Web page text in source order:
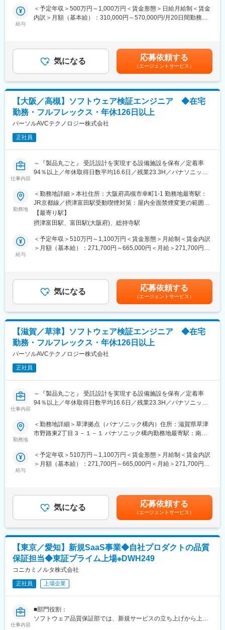
ティビティとテクノロジーの力で、世界を感動で満たす」 を顧客
に最も近い最前線で体現し、多様な人材が交差するチームで新し
変更の範囲：会社の定める業務
◇品質管理プロセス（各工程移行判定、品質評価、リリース評
価、定常業務化判定）の遵守、評価判定の活動を通して、サービ
ス・業務・システムの品質の確保と向上を推進
推進
◇品質管理における課題の特定と改善施策の立案・実施・実行管
ティブを取り情報統制やタスク管理等を行い早急な解決にあたる
ことが求められます。
■キャリアパス
す。そのために、現マネージャーの補佐として、チームマネジメ
ントをお願いするとともに、業務改善やメンバー育成にも携わっ
■活躍している社員
不足している検証観点の指摘、リスク説明等ができる方
・インシデント発生時に稼働している各部門の状況把握、情報整
理、対外報告案作成等ができる方
当社は次の「ありえないを、やり遂げる」ために、キャッシュレ
ス決済サービス事業の拡大だけでなく、獲得した「面」を活かし
を高めて利活用することで新たなサービスを開発・提供する構想
です。
決済データに、天気予報や製造データ、商品の在庫情報など、世
の中のあらゆるデータを掛け合わせることで、地域経済の活性化
や育児費の負担軽減、CO2やフードロスの削減といった社会課題
の解決に導くなど、まだ世の中にない新しい生活を今後も生み出
していきます。
給与
＜予定年収＞500万円～1,000万円＜賃金形態＞日給月給制＜賃金
内訳＞月額（基本給）：310,000円～570,000円/月20日間勤務想
くまでも目安の金額であり、選考を通じて上下する可能性があり
ます。月給(月額)は固定手当を含めた表記です。
気になる 応募依頼する
（エージェントサービス）
【大阪／高槻】ソフトウェア検証エンジニア ◆在宅
勤務・フルフレックス・年休126日以上
パーソルAVCテクノロジー株式会社
正社員
仕事内容
～『製品丸ごと』 受託設計を実現する設備施設を保有／定着率
94％以上／年休取得日数平均16.6日／残業23.3H／パナソニック
コンサル」としてのエンジニア市場価値向上が可能◎～
■業務内容：
IoT関連機器、業務用機器、各種アプリケーションソフトのテスト
（単体テスト～システムテスト）における担当者として、課で受
託する各種プロジェクトのリーダーを担当いただきます。
ソフトウェアテストの計画、要求分析、テスト設計、実行、報
告、結果分析、進捗管理などのシステムテストのリーダー業務
※経験・スキル・本人希望に応じてメンバー、PL、スペシャリス
トいずれかでの採用を予定
ドの知見を持っており、数多くのお客様の案件を扱っておりま
す。
取引先例：（製造業）電機メーカー/自動車部品メーカー/日用品メ
ーカー/計測・放送機器メーカーなど（IT業界）情報・通信会社な
＜事例＞
・IoT家電のスマホ連携アプリの検証
・農機自動運転モニタの検証
∟「スマート農業」へ貢献
・テレビ、ブルーレイレコーダー、ブルーレイプレイヤーなどの
AV機器の検証
・サーボアンプ、ガスメータ、蓄電池、燃料電池の検証
・車載商品開発支援
・検証実績多数
∟ 数多くの商品開発を支援しているので、幅広い技術領域に携
・JSTQB（ソフトウェアテストに関する資格）資格保有者が多数
在籍
・製品テストの需要は常にあるため、広く世の中に貢献できる
・ソフトウェア検証の技術を通して、商品開発の全体像が分かる
ようになる
・不具合発見・原因追及をしていく中で、問題に対して冷静に向
き合えるようになる
変更の範囲：会社の定める業務
勤務地
＜勤務地詳細＞本社住所：大阪府高槻市幸町1-1 勤務地最寄駅：
JR京都線／摂津富田駅受動喫煙対策：屋内全面禁煙変更の範囲：
会社の定める事業所（リモートワーク含む）
【最寄り駅】
摂津富田駅、富田駅(大阪府)、総持寺駅
給与
＜予定年収＞510万円～1,100万円＜賃金形態＞月給制＜賃金内訳
＞月額（基本給）：271,700円～665,000円＜月給＞271,700円～
与4.4ヶ月分役割等級制／710万円：基本給37.9万円＋残業月25時
間、賞与4.4ヶ月分賃金はあくまでも目安の金額であり、選考を通
じて上下する可能性があります。月給(月額)は固定手当を含めた表
記です。
気になる 応募依頼する
（エージェントサービス）
【滋賀／草津】ソフトウェア検証エンジニア ◆在宅
勤務・フルフレックス・年休126日以上
パーソルAVCテクノロジー株式会社
正社員
仕事内容
～『製品丸ごと』 受託設計を実現する設備施設を保有／定着率
94％以上／年休取得日数平均16.6日／残業23.3H／パナソニック
コンサル」としてのエンジニア市場価値向上が可能◎～
■業務内容：
（単体テスト～システムテスト）における担当者として、課で受
託する各種プロジェクトのリーダーを担当いただきます。
※経験・スキル・本人希望に応じてメンバー、PL、スペシャリス
トいずれかでの採用を予定
■案件事例：
当社はAI、IoT、クラウド、アプリや電気・機構などソフト・ハー
ドの知見を持っており、数多くのお客様の案件を扱っておりま
取引先例：（製造業）電機メーカー/自動車部品メーカー/日用品メ
ーカー/計測・放送機器メーカーなど（IT業界）情報・通信会社な
・IoT家電のスマホ連携アプリの検証
∟商品仕様をもとにテスト設計と評価を実施
勤務地
＜勤務地詳細＞草津拠点（パナソニック構内）住所：滋賀県草津
市野路東2丁目３－１－１ パナソニック構内勤務地最寄駅：南草
定める事業所
給与
＜予定年収＞510万円～1,100万円＜賃金形態＞月給制＜賃金内訳
＞月額（基本給）：271,700円～665,000円＜月給＞271,700円～
与4.4ヶ月分役割等級制／710万円：基本給37.9万円＋残業月25時
間、賞与4.4ヶ月分賃金はあくまでも目安の金額であり、選考を通
じて上下する可能性があります。月給(月額)は固定手当を含めた表
記です。
気になる 応募依頼する
（エージェントサービス）
【東京／愛知】新規SaaS事業◆自社プロダクトの品質
保証担当◆東証プライム上場※DWH249
コニカミノルタ株式会社
正社員 上場企業
仕事内容
■部門役割：
ソフトウェア品質保証部では、新規サービスの立ち上げから上市